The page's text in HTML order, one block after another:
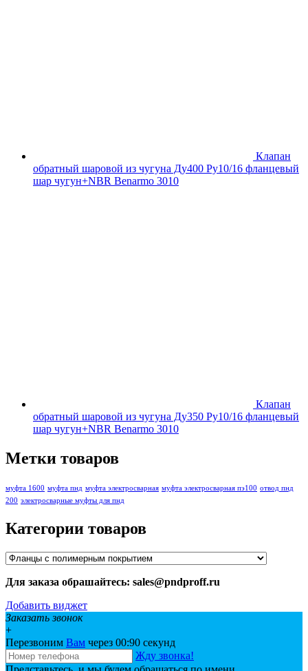
Клапан
обратный шаровой из чугуна Ду400 Ру10/16 фланцевый
шар чугун+NBR Benarmo 3010
Клапан
обратный шаровой из чугуна Ду350 Ру10/16 фланцевый
шар чугун+NBR Benarmo 3010
Метки товаров
муфта 1600 муфта пнд муфта электросварная муфта электросварная пэ100 отвод пнд
200 электросварные муфты для пнд
Категории товаров
Для заказа обрашайтесь: sales@pndproff.ru
Добавить виджет
Заказать звонок
+
Перезвоним Вам через 00:90 секунд
Жду звонка!